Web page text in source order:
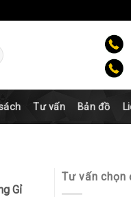
Tư vấn Bản đồ
Gỉ
Tư vấn chọn